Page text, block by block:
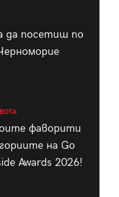
да посетиш по
фаворити
на Go
Awards 2026!